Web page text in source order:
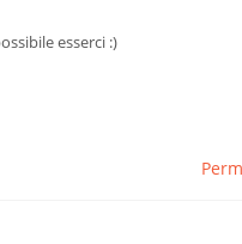
esserci :)